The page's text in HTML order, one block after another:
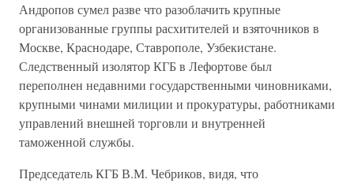
Андропов сумел разве что разоблачить крупные
организованные группы расхитителей и взяточников в
Москве, Краснодаре, Ставрополе, Узбекистане.
Следственный изолятор КГБ в Лефортове был
переполнен недавними государственными чиновниками,
крупными чинами милиции и прокуратуры, работниками
управлений внешней торговли и внутренней
таможенной службы.
Председатель КГБ В.М. Чебриков, видя, что